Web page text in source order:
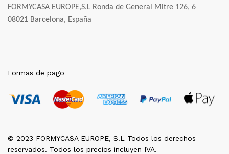
FORMYCASA EUROPE,S.L Ronda de General Mitre 126, 6
08021 Barcelona, España
© 2023 FORMYCASA EUROPE, S.L Todos los derechos
reservados. Todos los precios incluyen IVA.
Formas de pago